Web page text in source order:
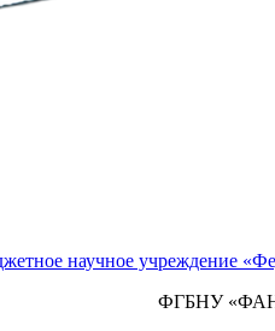
научное учреждение
ФГБНУ